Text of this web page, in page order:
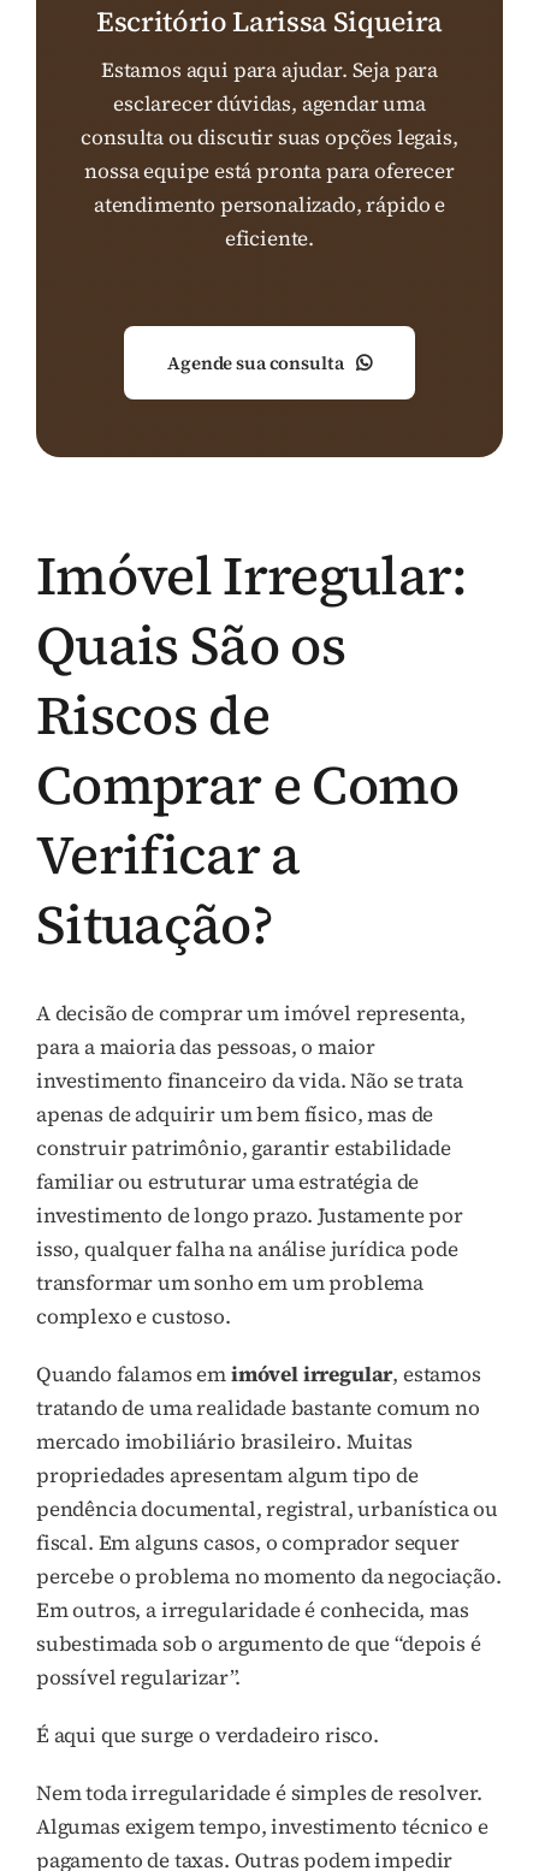
Escritório Larissa Siqueira
Estamos aqui para ajudar. Seja para
esclarecer dúvidas, agendar uma
consulta ou discutir suas opções legais,
nossa equipe está pronta para oferecer
atendimento personalizado, rápido e
eficiente.
Agende sua consulta
Imóvel Irregular:
Quais São os
Riscos de
Comprar e Como
Verificar a
Situação?
A decisão de comprar um imóvel representa,
para a maioria das pessoas, o maior
investimento financeiro da vida. Não se trata
apenas de adquirir um bem físico, mas de
construir patrimônio, garantir estabilidade
familiar ou estruturar uma estratégia de
investimento de longo prazo. Justamente por
isso, qualquer falha na análise jurídica pode
transformar um sonho em um problema
complexo e custoso.
Quando falamos emimóvel irregular, estamos
tratando de uma realidade bastante comum no
mercado imobiliário brasileiro. Muitas
propriedades apresentam algum tipo de
pendência documental, registral, urbanística ou
fiscal. Em alguns casos, o comprador sequer
percebe o problema no momento da negociação.
Em outros, a irregularidade é conhecida, mas
subestimada sob o argumento de que “depois é
possível regularizar”.
É aqui que surge o verdadeiro risco.
Nem toda irregularidade é simples de resolver.
Algumas exigem tempo, investimento técnico e
pagamento de taxas. Outras podem impedir